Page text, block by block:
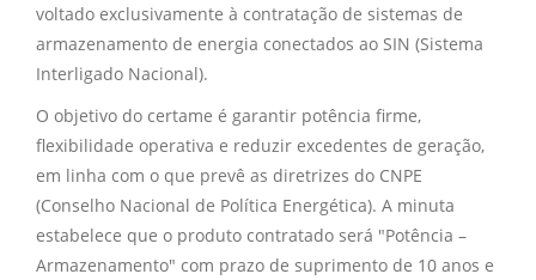
voltado exclusivamente à contratação de sistemas de
armazenamento de energia conectados ao SIN (Sistema
Interligado Nacional).
O objetivo do certame é garantir potência firme,
flexibilidade operativa e reduzir excedentes de geração,
em linha com o que prevê as diretrizes do CNPE
(Conselho Nacional de Política Energética). A minuta
estabelece que o produto contratado será "Potência –
Armazenamento" com prazo de suprimento de 10 anos e